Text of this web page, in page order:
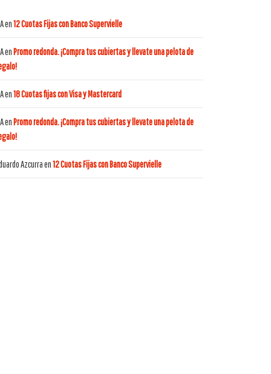
en12 Cuotas Fijas con Banco Supervielle
enPromo redonda. ¡Compra tus cubiertas y llevate una pelota de
en18 Cuotas fijas con Visa y Mastercard
enPromo redonda. ¡Compra tus cubiertas y llevate una pelota de
Azcurraen12 Cuotas Fijas con Banco Supervielle